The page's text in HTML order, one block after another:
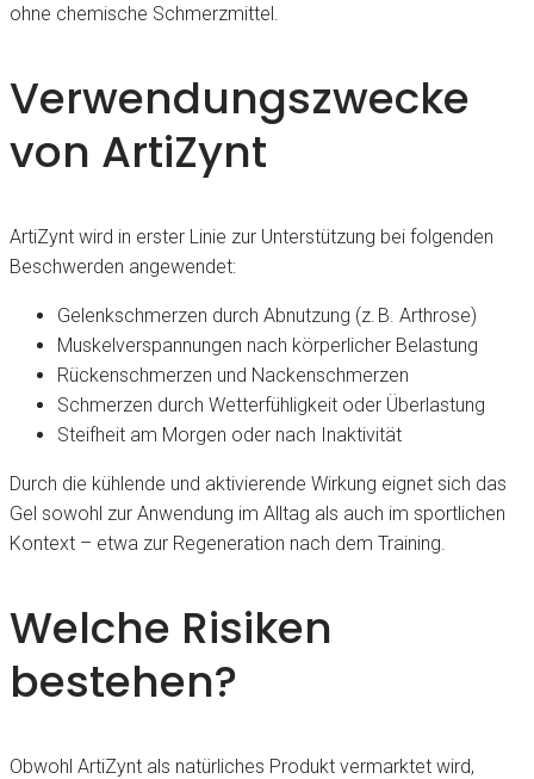
ohne chemische Schmerzmittel.
Verwendungszwecke
von ArtiZynt
ArtiZynt wird in erster Linie zur Unterstützung bei folgenden
Beschwerden angewendet:
Gelenkschmerzen durch Abnutzung (z. B. Arthrose)
Muskelverspannungen nach körperlicher Belastung
Rückenschmerzen und Nackenschmerzen
Schmerzen durch Wetterfühligkeit oder Überlastung
Steifheit am Morgen oder nach Inaktivität
Durch die kühlende und aktivierende Wirkung eignet sich das
Gel sowohl zur Anwendung im Alltag als auch im sportlichen
Kontext – etwa zur Regeneration nach dem Training.
Welche Risiken
bestehen?
Obwohl ArtiZynt als natürliches Produkt vermarktet wird,